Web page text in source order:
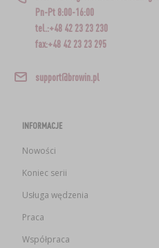
Pn-Pt 8:00-16:00
tel.:+48 42 23 23 230
fax:+48 42 23 23 295
support@browin.pl
INFORMACJE
Nowości
Koniec serii
Usługa wędzenia
Praca
Współpraca